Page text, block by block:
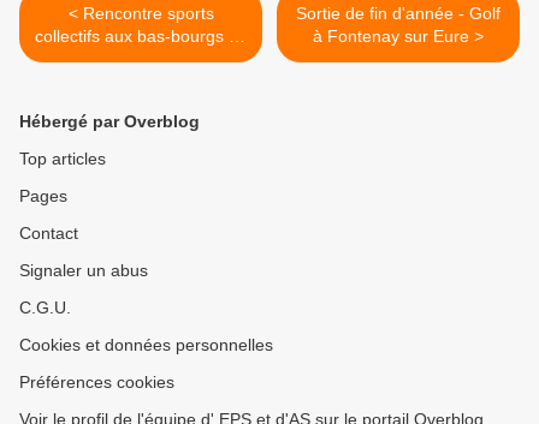
< Rencontre sports
collectifs aux bas-bourgs du
09 juin 2021
Sortie de fin d'année - Golf
à Fontenay sur Eure >
Hébergé par Overblog
Top articles
Pages
Contact
Signaler un abus
C.G.U.
Cookies et données personnelles
Préférences cookies
Voir le profil de l'équipe d' EPS et d'AS sur le portail Overblog